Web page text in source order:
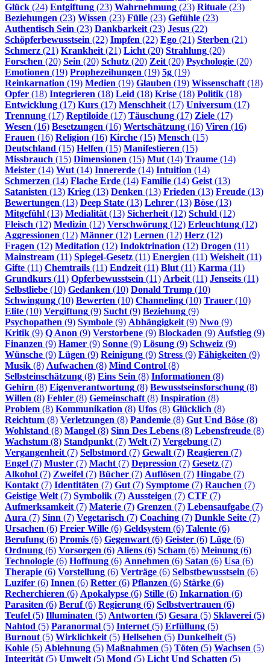
Glück (24) Entgiftung (23) Wahrnehmung (23) Rituale (23)
Beziehungen (23) Wissen (23) Fülle (23) Gefühle (23)
Authentisch Sein (23) Dankbarkeit(23) Jesus (22)
Schöpferbewusstsein (22) Impfen (22) Ego (21) Sterben (21)
Schmerz (21) Krankheit(21) Licht(20) Strahlung (20)
Forschen (20) Sein (20) Schutz (20) Zeit(20) Psychologie (20)
Emotionen (19) Prophezeihungen (19) 5g (19)
Reinkarnation (19) Medien (19) Glauben (19) Wissenschaft(18)
Opfer (18) Integrieren (18) Leid (18) Krise (18) Politik (18)
Entwicklung (17) Kurs (17) Menschheit(17) Universum (17)
Trennung (17) Reptiloide (17) Täuschung (17) Ziele (17)
Wesen (16) Besetzungen (16) Wertschätzung (16) Viren (16)
Frauen (16) Religion (16) Kirche (15) Mensch (15)
Deutschland (15) Helfen (15) Manifestieren (15)
Missbrauch (15) Dimensionen (15) Mut(14) Traume (14)
Meister (14) Wut(14) Innererde (14) Intuition (14)
Schmerzen (14) Flache Erde (14) Familie (14) Geist(13)
Satanisten (13) Krieg (13) Denken (13) Frieden (13) Freude (13)
Bewertungen (13) Deep State (13) Lehrer (13) Böse (13)
Mitgefühl (13) Medialität(13) Sicherheit(12) Schuld (12)
Fleisch (12) Medizin (12) Verschwörung (12) Erleuchtung (12)
Aggressionen (12) Männer (12) Lernen (12) Herz (12)
Fragen (12) Meditation (12) Indoktrination (12) Drogen (11)
Mainstream (11) Spiegel-Gesetz (11) Energien (11) Weisheit(11)
Gifte (11) Chemtrails (11) Endzeit(11) Blut(11) Karma (11)
Grundkurs (11) Opferbewusstsein (11) Arbeit(11) Jenseits (11)
Selbstliebe (10) Gedanken (10) Donald Trump (10)
Schwingung (10) Bewerten (10) Channeling (10) Trauer (10)
Elite (10) Vergiftung (9) Sucht(9) Beziehung (9)
Psychopathen (9) Symbole (9) Abhängigkeit(9) Nwo (9)
Kritik (9) Q Anon (9) Verstorbene (9) Blockaden (9) Aufstieg (9)
Finanzen (9) Hamer (9) Sonne (9) Lösung (9) Schweiz (9)
Wünsche (9) Lügen (9) Reinigung (9) Stress (9) Fähigkeiten (9)
Musik (8) Aufwachen (8) Mind Control (8)
Selbsteinschätzung (8) Eins Sein (8) Informationen (8)
Gehirn (8) Eigenverantwortung (8) Bewusstseinsforschung (8)
Willen (8) Fehler (8) Gemeinschaft(8) Inspiration (8)
Problem (8) Kommunikation (8) Ufos (8) Glücklich (8)
Reichtum (8) Verletzungen (8) Pandemie (8) Gut Und Böse (8)
Wohlstand (8) Mangel (8) Sinn Des Lebens (8) Lebensfreude (8)
Wachstum (8) Standpunkt(7) Welt(7) Vergebung (7)
Vergangenheit(7) Selbstmord (7) Gewalt(7) Reagieren (7)
Engel (7) Muster (7) Macht(7) Depression (7) Gesetz (7)
Alkohol (7) Zweifel (7) Bücher (7) Auflösen (7) Hingabe (7)
Kontakt(7) Identitäten (7) Gut(7) Symptome (7) Rauchen (7)
Geistige Welt(7) Symbolik (7) Aussteigen (7) CTF (7)
Aufmerksamkeit(7) Materie (7) Grenzen (7) Lebensaufgabe (7)
Aura (7) Sinn (7) Vegetarisch (7) Coaching (7) Dunkle Seite (7)
Ursachen (6) Freier Wille (6) Geldsystem (6) Talente (6)
Berufung (6) Promis (6) Gegenwart(6) Geister (6) Lüge (6)
Ordnung (6) Vorsorgen (6) Aliens (6) Scham (6) Meinung (6)
Technologie (6) Hoffnung (6) Annehmen (6) Satan (6) Usa (6)
Therapie (6) Vorstellung (6) Verträge (6) Selbstbewusstsein (6)
Luzifer (6) Innen (6) Retter (6) Pflanzen (6) Stärke (6)
Recherchieren (6) Apokalypse (6) Stille (6) Inkarnation (6)
Parasiten (6) Beruf(6) Regierung (6) Selbstvertrauen (6)
Teufel (5) Illuminaten (5) Antworten (5) Gesara (5) Sklaverei(5)
Nahtod (5) Paranormal (5) Internet(5) Erfüllung (5)
Burnout(5) Wirklichkeit(5) Hellsehen (5) Dunkelheit(5)
Kohle (5) Ablehnung (5) Maßnahmen (5) Töten (5) Wachsen (5)
Integrität(5) Umwelt(5) Mond (5) Licht Und Schatten (5)